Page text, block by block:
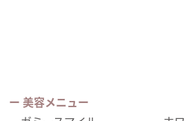
ー 美容メニュー